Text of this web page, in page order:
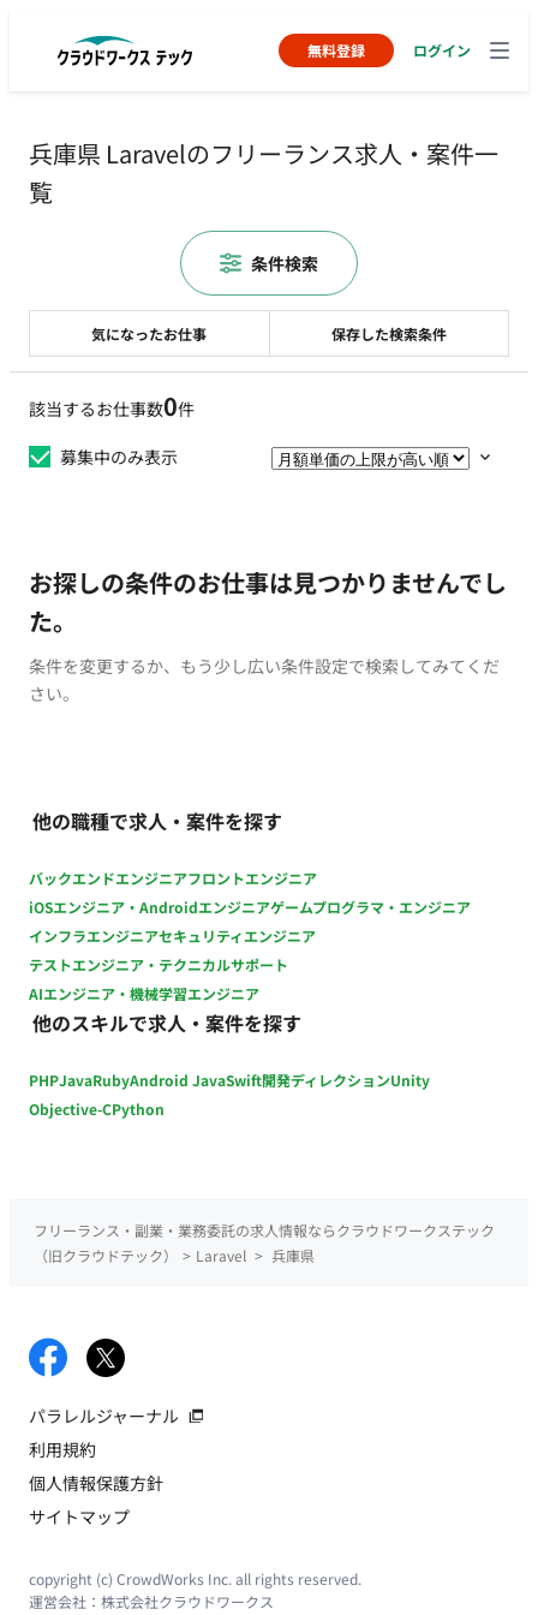
無料登録 ログイン
兵庫県 Laravelのフリーランス求人・案件一
覧
該当するお仕事数0件
募集中のみ表示
お探しの条件のお仕事は見つかりませんでし
た。
条件を変更するか、もう少し広い条件設定で検索してみてくだ
さい。
他の職種で求人・案件を探す
バックエンドエンジニアフロントエンジニア
iOSエンジニア・Androidエンジニアゲームプログラマ・エンジニア
インフラエンジニアセキュリティエンジニア
テストエンジニア・テクニカルサポート
AIエンジニア・機械学習エンジニア
他のスキルで求人・案件を探す
PHPJavaRubyAndroid JavaSwift開発ディレクションUnity
Objective-CPython
気になったお仕事 保存した検索条件
条件検索
フリーランス・副業・業務委託の求人情報ならクラウドワークステック
（旧クラウドテック）
> Laravel > 兵庫県
パラレルジャーナル
利用規約
個人情報保護方針
サイトマップ
copyright (c) CrowdWorks Inc. all rights reserved.
運営会社： 株式会社クラウドワークス